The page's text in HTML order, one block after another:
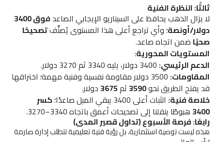
ثالثًا: النظرة الفنية
لا يزال الذهب يحافظ على السيناريو الإيجابي الصاعد
فوق 3400
دولار/أونصة؛ وأي تراجع أعلى هذا المستوى يُصنَّفتصحيحًا
صحيًا ضمن اتجاه صاعد.
المستويات المحورية:
الدعم الرئيسي:
المقاومات:
3500 دولار مقاومة نفسية وفنية مهمة؛ اختراقها
قد يفتح الطريق نحو3590 ثم3675 دولار.
خلاصة فنية: الثبات أعلى 3400 يبقي الميل صاعدًا؛
كسر
3400 هبوطًا ينقلنا إلى تصحيحات أعمق باتجاه 3340–3270.
رابعًا: فرصة الأسبوع (تداول قصير المدى)
هذه ليست توصية استثمارية، بل رؤية فنية تعليمية تتطلب إدارة صارمة